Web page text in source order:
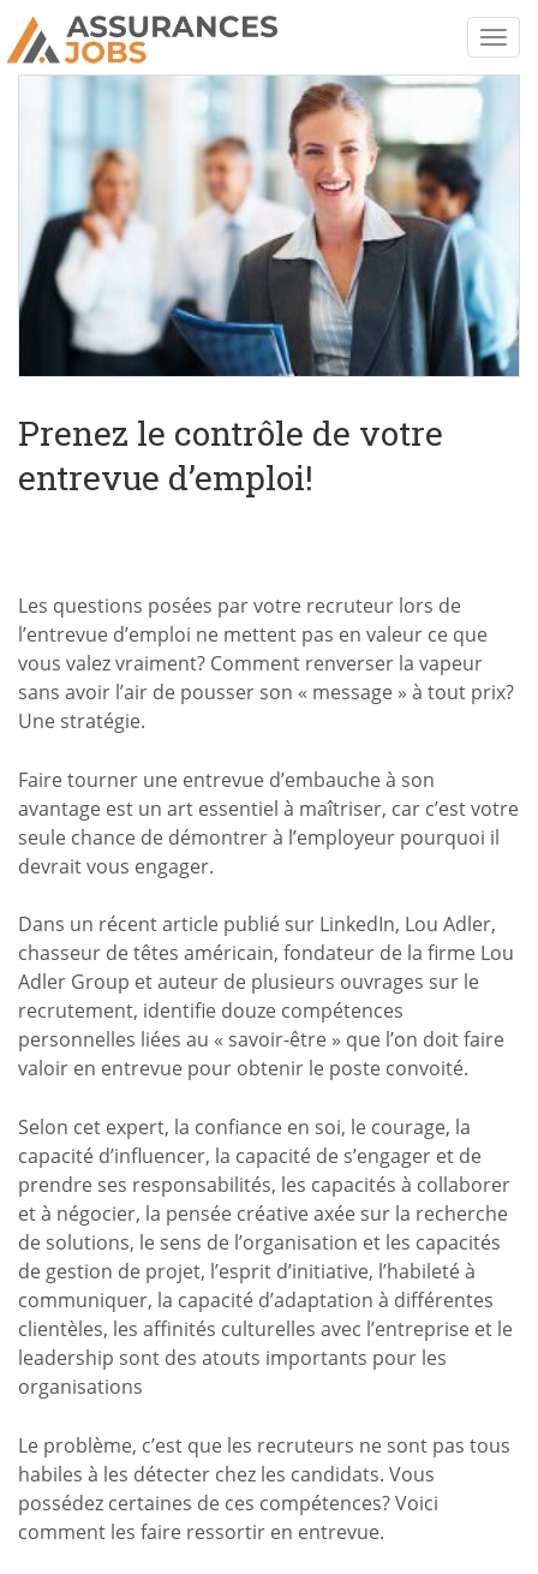
Prenez le contrôle de votre
entrevue d’emploi!
Les questions posées par votre recruteur lors de
l’entrevue d’emploi ne mettent pas en valeur ce que
vous valez vraiment? Comment renverser la vapeur
sans avoir l’air de pousser son « message » à tout prix?
Une stratégie.
Faire tourner une entrevue d’embauche à son
avantage est un art essentiel à maîtriser, car c’est votre
seule chance de démontrer à l’employeur pourquoi il
devrait vous engager.
Dans un récent article publié sur LinkedIn, Lou Adler,
chasseur de têtes américain, fondateur de la firme Lou
Adler Group et auteur de plusieurs ouvrages sur le
recrutement, identifie douze compétences
personnelles liées au « savoir-être » que l’on doit faire
valoir en entrevue pour obtenir le poste convoité.
Selon cet expert, la confiance en soi, le courage, la
capacité d’influencer, la capacité de s’engager et de
prendre ses responsabilités, les capacités à collaborer
et à négocier, la pensée créative axée sur la recherche
de solutions, le sens de l’organisation et les capacités
de gestion de projet, l’esprit d’initiative, l’habileté à
communiquer, la capacité d’adaptation à différentes
clientèles, les affinités culturelles avec l’entreprise et le
leadership sont des atouts importants pour les
organisations
Le problème, c’est que les recruteurs ne sont pas tous
habiles à les détecter chez les candidats. Vous
possédez certaines de ces compétences? Voici
comment les faire ressortir en entrevue.